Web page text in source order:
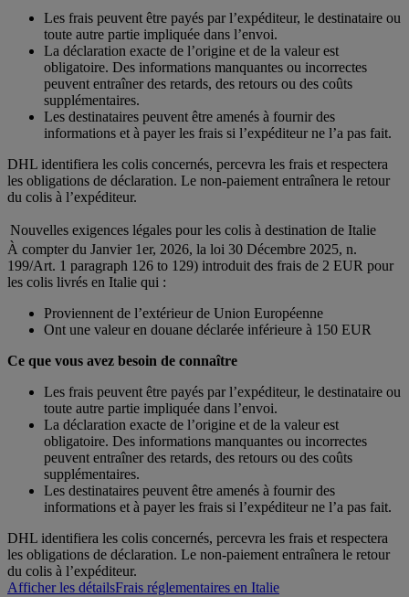
Les frais peuvent être payés par l’expéditeur, le destinataire ou
toute autre partie impliquée dans l’envoi.
La déclaration exacte de l’origine et de la valeur est
obligatoire. Des informations manquantes ou incorrectes
peuvent entraîner des retards, des retours ou des coûts
supplémentaires.
Les destinataires peuvent être amenés à fournir des
informations et à payer les frais si l’expéditeur ne l’a pas fait.
DHL identifiera les colis concernés, percevra les frais et respectera
les obligations de déclaration. Le non-paiement entraînera le retour
du colis à l’expéditeur.
Nouvelles exigences légales pour les colis à destination de Italie
À compter du Janvier 1er, 2026, la loi 30 Décembre 2025, n.
199/Art. 1 paragraph 126 to 129) introduit des frais de 2 EUR pour
les colis livrés en Italie qui :
Proviennent de l’extérieur de Union Européenne
Ont une valeur en douane déclarée inférieure à 150 EUR
Ce que vous avez besoin de connaître
Les frais peuvent être payés par l’expéditeur, le destinataire ou
toute autre partie impliquée dans l’envoi.
La déclaration exacte de l’origine et de la valeur est
obligatoire. Des informations manquantes ou incorrectes
peuvent entraîner des retards, des retours ou des coûts
supplémentaires.
Les destinataires peuvent être amenés à fournir des
informations et à payer les frais si l’expéditeur ne l’a pas fait.
DHL identifiera les colis concernés, percevra les frais et respectera
les obligations de déclaration. Le non-paiement entraînera le retour
du colis à l’expéditeur.
Afficher les détailsFrais réglementaires en Italie